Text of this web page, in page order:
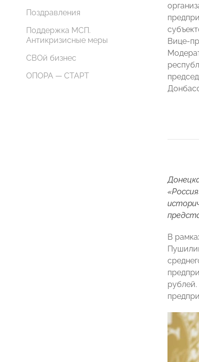
Поздравления
Поддержка МСП.
Антикризисные меры
СВОй бизнес
ОПОРА — СТАРТ
Вице-
В